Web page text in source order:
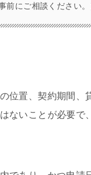
前にご相談ください。
位置、契約期間、
ないことが必要で